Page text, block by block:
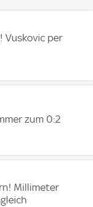
Vuskovic per
zum 0:2
Millimeter